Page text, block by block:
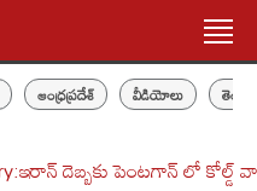
ఆంధ్రప్రదేశ్ వీడియోలు
దెబ్బకు పెంటగాన్ లో